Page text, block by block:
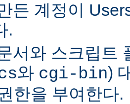
든 계정이
.
서와 스크립트
와 cgi-bin)
한을 부여한다.